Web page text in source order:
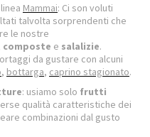
Mammai: Ci son voluti
talvolta sorprendenti che
le nostre
composte e salalizie.
da gustare con alcuni
, bottarga, caprino stagionato.
: usiamo solo frutti
qualità caratteristiche dei
combinazioni dal gusto